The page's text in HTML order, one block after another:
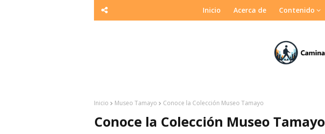
Inicio Acerca de Contenido
Inicio Museo Tamayo Conoce la Colección Museo Tamayo
Conoce la Colección Museo Tamayo